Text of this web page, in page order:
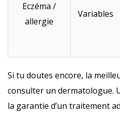
Eczéma /
allergie
Variables
Si tu doutes encore, la
consulter un dermatologue.
la garantie d’un traitement